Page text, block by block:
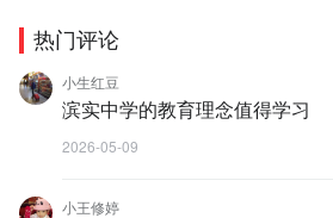
热门评论
小生红豆
滨实中学的教育理念值得学习
2026-05-09
小王修婷